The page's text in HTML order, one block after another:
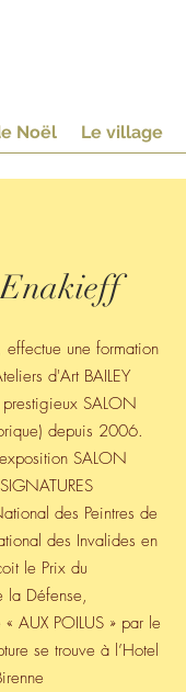
Noël Le village
une formation
d'Art BAILEY
SALON
depuis 2006.
SALON
des Peintres de
des Invalides en
le Prix du
la Défense,
AUX POILUS » par le
se trouve à l’Hotel